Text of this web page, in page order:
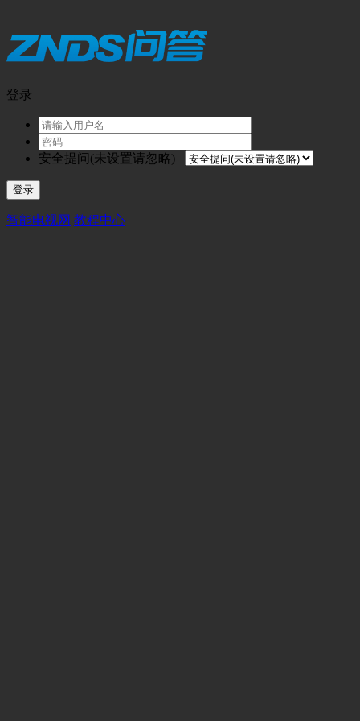
登录
安全提问(未设置请忽略)
登录
智能电视网 教程中心